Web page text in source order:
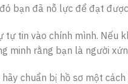
bạn đã nỗ lực để đạt
tự tin vào chính mình. Nếu
minh rằng bạn là người
hãy chuẩn bị hồ sơ một